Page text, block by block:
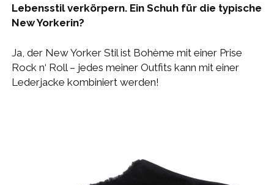
Lebensstil verkörpern. Ein Schuh für die typische
New Yorkerin?
Ja, der New Yorker Stil ist Bohème mit einer Prise
Rock n‘ Roll – jedes meiner Outfits kann mit einer
Lederjacke kombiniert werden!